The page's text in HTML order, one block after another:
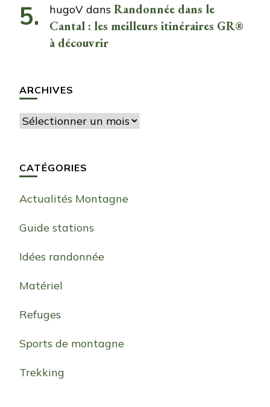
hugoV dans Randonnée dans le
Cantal : les meilleurs itinéraires GR®
à découvrir
ARCHIVES
Archives
CATÉGORIES
Actualités Montagne
Guide stations
Idées randonnée
Matériel
Refuges
Sports de montagne
Trekking